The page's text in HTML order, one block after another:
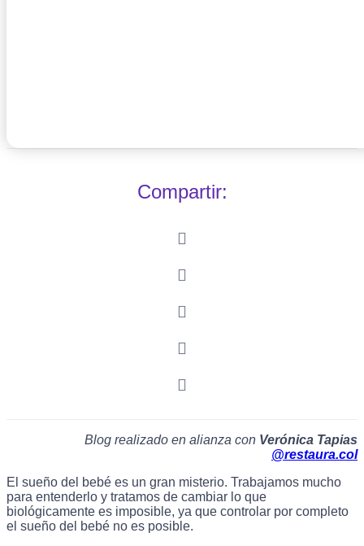
Compartir:
Blog realizado en alianza con Verónica Tapias
@restaura.col
El sueño del bebé es un gran misterio. Trabajamos mucho
para entenderlo y tratamos de cambiar lo que
biológicamente es imposible, ya que controlar por completo
el sueño del bebé no es posible.